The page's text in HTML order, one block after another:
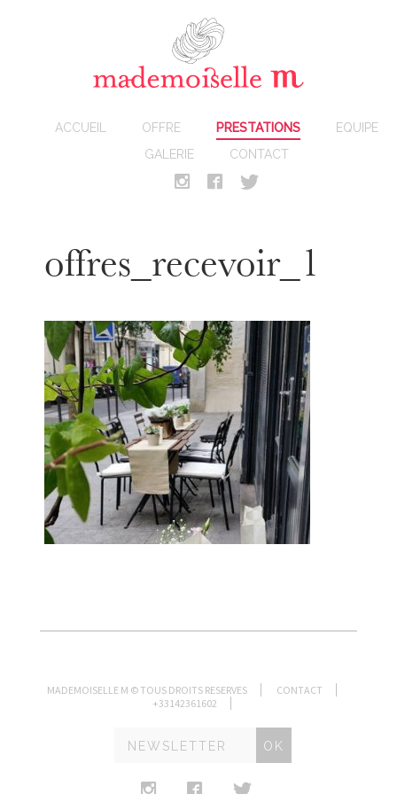
ACCUEIL OFFRE PRESTATIONS
EQUIPE
GALERIE
CONTACT
offres_recevoir_1
MADEMOISELLE M © TOUS DROITS RESERVES
CONTACT
+33142361602
OK